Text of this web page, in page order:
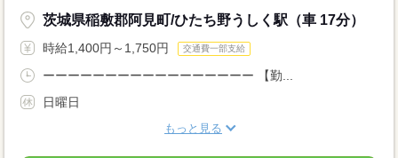
茨城県稲敷郡阿見町/ひたち野うしく駅（車 17分）
時給1,400円～1,750円 交通費一部支給
ーーーーーーーーーーーーーーーーー 【勤...
日曜日
もっと見る